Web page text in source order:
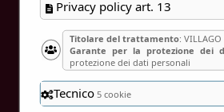
Privacy policy art. 13
Titolare del trattamento: VILLAGO
Garante per la protezione dei
protezione dei dati personali
Tecnico5 cookie